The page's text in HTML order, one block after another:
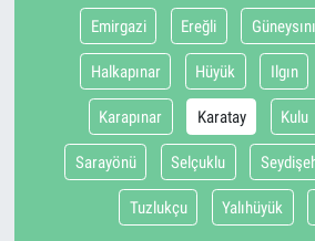
Emirgazi Ereğli
Halkapınar Hüyük Ilgın
Karapınar Karatay Kulu
Sarayönü Selçuklu
Tuzlukçu Yalıhüyük